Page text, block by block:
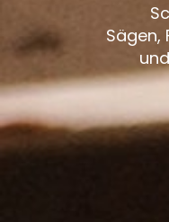
Sägen,